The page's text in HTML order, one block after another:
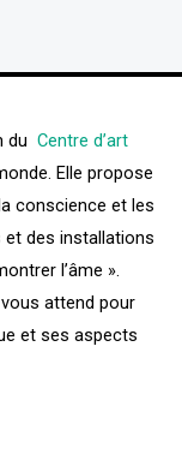
du Centre d’art
Elle propose
conscience et les
des installations
l’âme ».
vous attend pour
et ses aspects